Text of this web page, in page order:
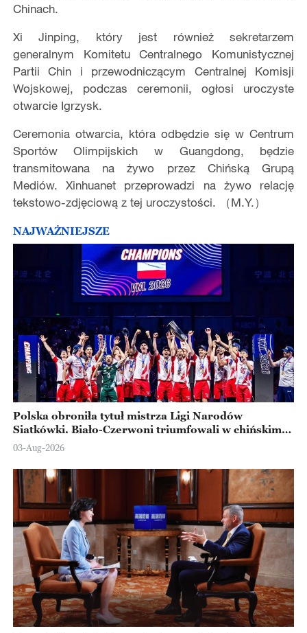
Chinach.
Xi Jinping, który jest również sekretarzem
generalnym Komitetu Centralnego Komunistycznej
Partii Chin i przewodniczącym Centralnej Komisji
Wojskowej, podczas ceremonii, ogłosi uroczyste
otwarcie Igrzysk.
Ceremonia otwarcia, która odbędzie się w Centrum
Sportów Olimpijskich w Guangdong, będzie
transmitowana na żywo przez Chińską Grupą
Mediów. Xinhuanet przeprowadzi na żywo relację
tekstowo-zdjęciową z tej uroczystości. （M.Y.）
NAJWAŻNIEJSZE
Polska obroniła tytuł mistrza Ligi Narodów
Siatkówki. Biało-Czerwoni triumfowali w chińskim
Ningbo
03-Aug-2026